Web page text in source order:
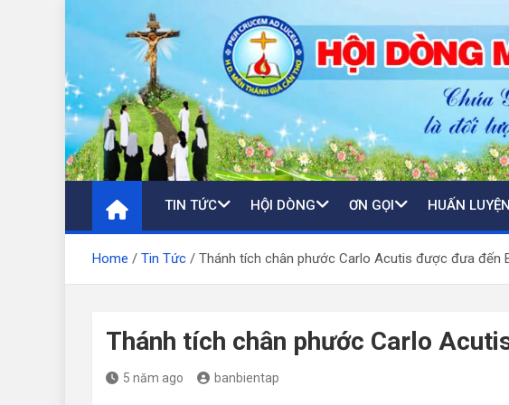
TIN TỨC HỘI DÒNG ƠN GỌI HUẤN LUYỆN
Home Tin Tức Thánh tích chân phước Carlo Acutis được đưa đến
Thánh tích chân phước Carlo
5 năm ago banbientap